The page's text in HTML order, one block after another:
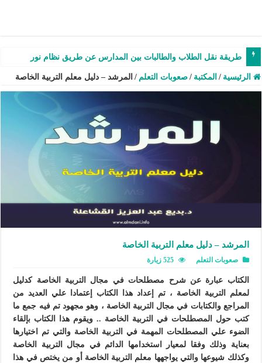
طريقة نقل الطلاب والطالبات بين المدارس عن طريق نظام نور – شرح
الرئيسية / المكتبة / صعوبات التعلم / المرشد – دليل معلم التربية الخاصة
المرشد – دليل معلم التربية الخاصة
صعوبات التعلم 525 زيارة
الكتاب عبارة عن شرح مصطلحات في مجال التربية الخاصة كدليل
لمعلم التربية الخاصة ، تم إعداد هذا الكتاب إعتمادا علي العديد من
المراجع والكتابات في مجال التربية الخاصة ، وهو مجهود تم فيه جمع ما
كتب حول المصطلحات في التربية الخاصة .. ويقوم هذا الكتاب بإلقاء
الضوء علي المصطلحات المهمة في التربية الخاصة والتي تم اختيارها
بعناية وذلك وفقا لمعيار استخدامها الدائم في مجال التربية الخاصة
وكذلك شيوعها والتي يواجهها معلم التربية الخاصة أو من يختص في هذا